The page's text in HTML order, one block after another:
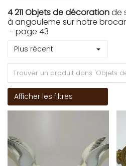
4 211 Objets de décorationde
à angouleme sur notre
- page 43
Plus récent
Afficher les filtres